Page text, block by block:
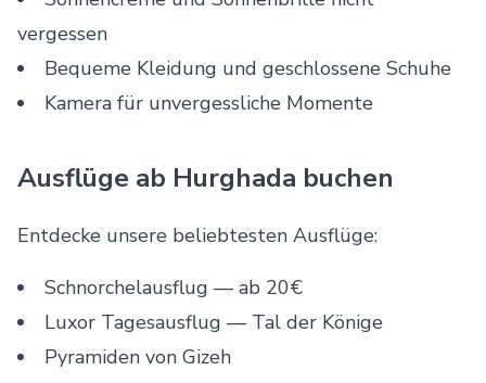
vergessen
Bequeme Kleidung und geschlossene Schuhe
Kamera für unvergessliche Momente
Ausflüge ab Hurghada buchen
Entdecke unsere beliebtesten Ausflüge:
Schnorchelausflug — ab 20€
Luxor Tagesausflug — Tal der Könige
Pyramiden von Gizeh